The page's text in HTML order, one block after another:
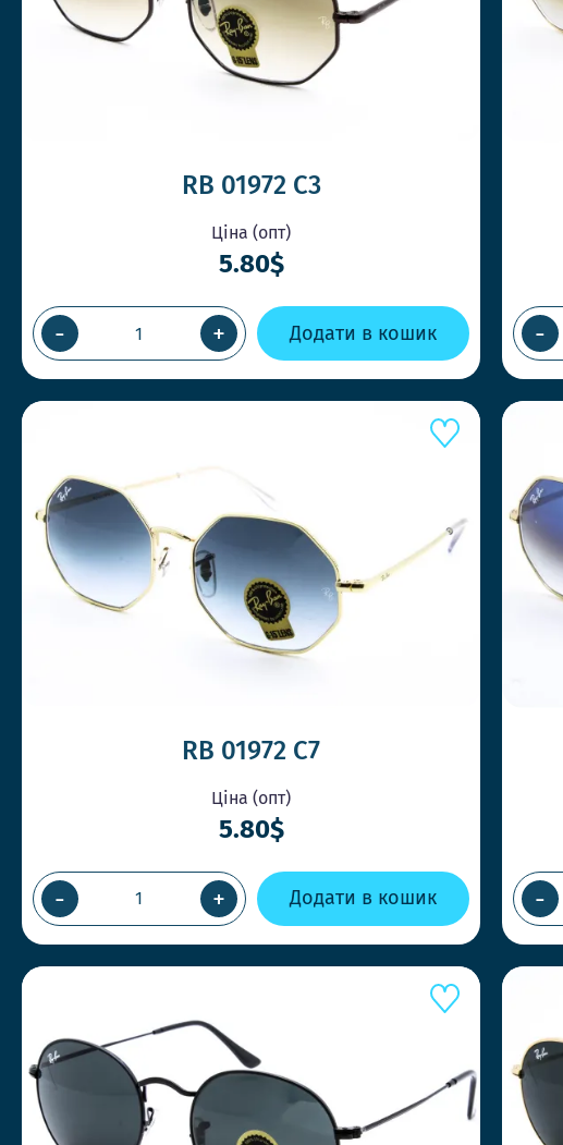
RB 01972 С3
Ціна (опт)
5.80$
- + Додати в кошик -
RB 01972 С7
Ціна (опт)
5.80$
- + Додати в кошик -